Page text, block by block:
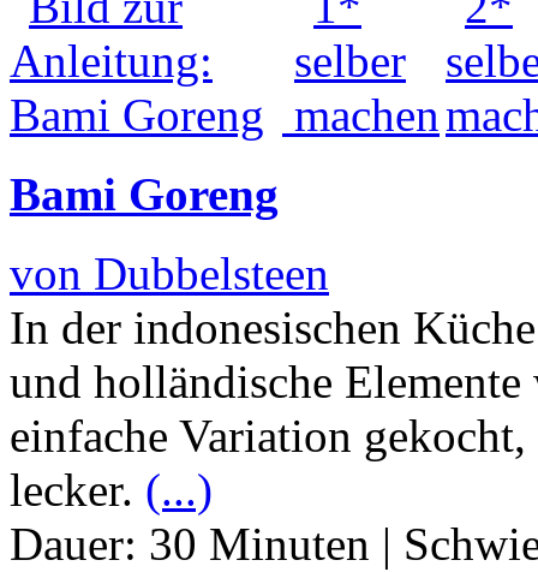
Bami Goreng
von Dubbelsteen
In der indonesischen
und holländische
einfache Variation gekocht,
lecker. (...)
Dauer: 30 Minuten |